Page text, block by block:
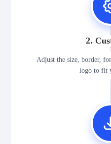
2.
Adjust the size, border,
logo to fit